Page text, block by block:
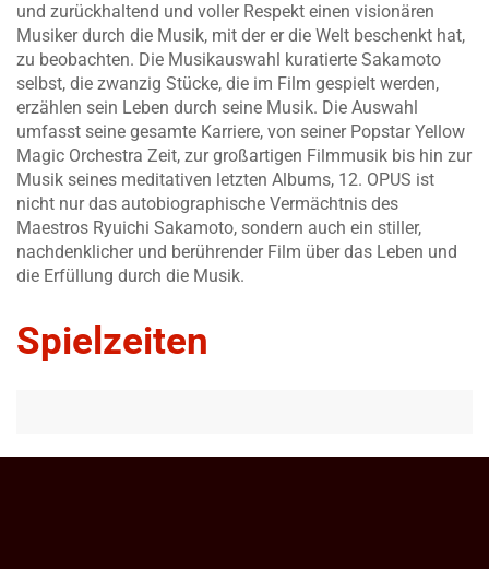
und zurückhaltend und voller Respekt einen visionären
Musiker durch die Musik, mit der er die Welt beschenkt hat,
zu beobachten. Die Musikauswahl kuratierte Sakamoto
selbst, die zwanzig Stücke, die im Film gespielt werden,
erzählen sein Leben durch seine Musik. Die Auswahl
umfasst seine gesamte Karriere, von seiner Popstar Yellow
Magic Orchestra Zeit, zur großartigen Filmmusik bis hin zur
Musik seines meditativen letzten Albums, 12. OPUS ist
nicht nur das autobiographische Vermächtnis des
Maestros Ryuichi Sakamoto, sondern auch ein stiller,
nachdenklicher und berührender Film über das Leben und
die Erfüllung durch die Musik.
Spielzeiten